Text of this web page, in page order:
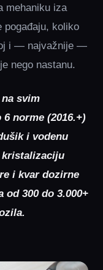
mehaniku iza
pogađaju, koliko
i — najvažnije —
nego nastanu.
svim
norme (2016.+)
i vodenu
kristalizaciju
i kvar dozirne
300 do 3.000+